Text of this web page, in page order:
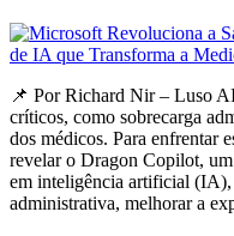
📌 Por Richard Nir – Luso
críticos, como sobrecarga
dos médicos. Para enfrentar
revelar o Dragon Copilot, um
em inteligência artificial (IA),
administrativa, melhorar a